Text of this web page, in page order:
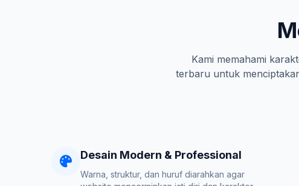
Kami memahami
terbaru untuk
Desain Modern & Professional
Warna, struktur, dan huruf diarahkan agar